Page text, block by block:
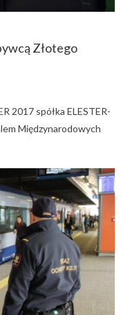
Złotego
2017 spółka ELESTER-
Międzynarodowych